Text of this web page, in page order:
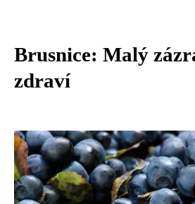
Brusnice: Malý
zdraví